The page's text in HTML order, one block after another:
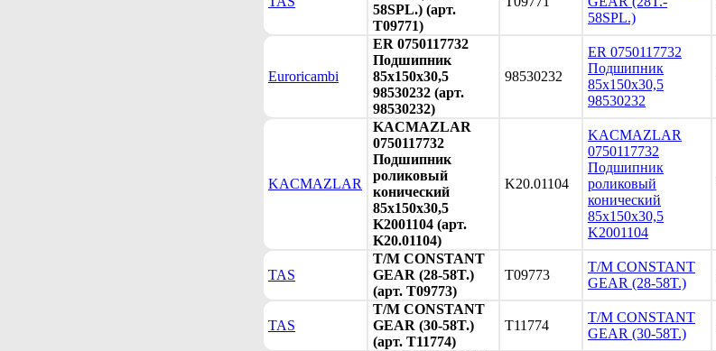
58SPL.) (арт.
T09771)
58SPL.)
Euroricambi
ER 0750117732
Подшипник
85x150x30,5
98530232 (арт.
98530232)
98530232
ER 0750117732
Подшипник
85x150x30,5
98530232
KACMAZLAR
KACMAZLAR
0750117732
Подшипник
роликовый
конический
85x150x30,5
K2001104 (арт.
K20.01104)
K20.01104
KACMAZLAR
0750117732
Подшипник
роликовый
конический
85x150x30,5
K2001104
TAS
T/M CONSTANT
GEAR (28-58T.)
(арт. T09773)
T09773
T/M CONSTANT
GEAR (28-58T.)
TAS
T/M CONSTANT
GEAR (30-58T.)
(арт. T11774)
T11774
T/M CONSTANT
GEAR (30-58T.)